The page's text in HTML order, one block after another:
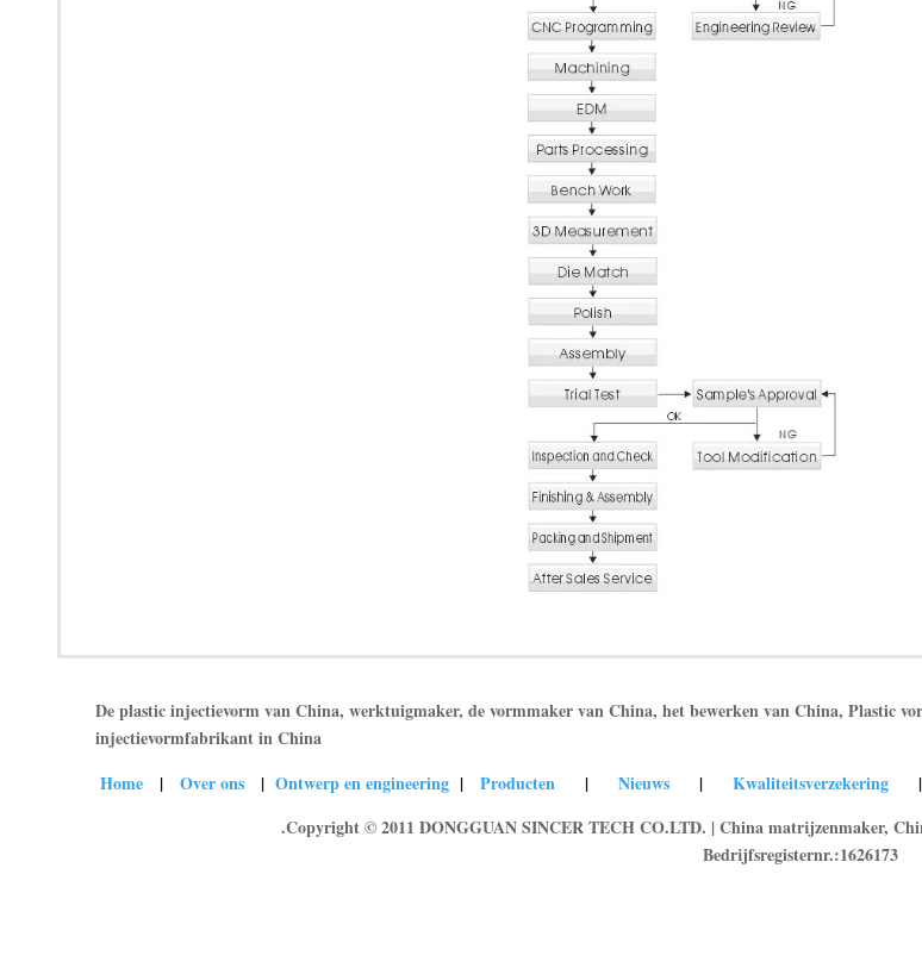
De plastic injectievorm van China, werktuigmaker, de vormmaker van China, het bewerken van China, Plastic
injectievormfabrikant in China
Home |Over ons |Ontwerp en engineering |Producten |Nieuws |Kwaliteitsverzekering
Copyright © 2011 DONGGUAN SINCER TECH CO.LTD. | China matrijzenmaker,
Bedrijfsregisternr.:1626173